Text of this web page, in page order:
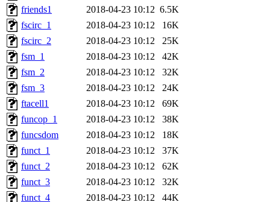
friends1
2018-04-23 10:12 6.5K
fscirc_1
2018-04-23 10:12
16K
fscirc_2
2018-04-23 10:12
25K
fsm_1
2018-04-23 10:12
42K
fsm_2
2018-04-23 10:12
32K
fsm_3
2018-04-23 10:12
24K
ftacell1
2018-04-23 10:12
69K
funcop_1
2018-04-23 10:12
38K
funcsdom
2018-04-23 10:12
18K
funct_1
2018-04-23 10:12
37K
funct_2
2018-04-23 10:12
62K
funct_3
2018-04-23 10:12
32K
funct_4
2018-04-23 10:12
44K